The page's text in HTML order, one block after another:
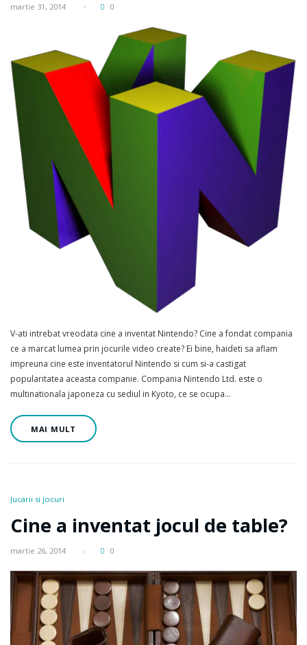
martie 31, 2014 0
V-ati intrebat vreodata cine a inventat Nintendo? Cine a fondat compania
ce a marcat lumea prin jocurile video create? Ei bine, haideti sa aflam
impreuna cine este inventatorul Nintendo si cum si-a castigat
popularitatea aceasta companie. Compania Nintendo Ltd. este o
multinationala japoneza cu sediul in Kyoto, ce se ocupa…
MAI MULT
Jucarii si jocuri
Cine a inventat jocul de table?
martie 26, 2014 0